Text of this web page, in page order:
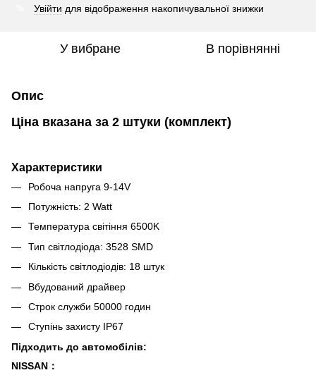
Увійти для відображення накопичувальної знижки
У вибране В порівнянні
Опис
Ціна вказана за 2 штуки (комплект)
Характеристики
Робоча напруга 9-14V
Потужність: 2 Watt
Температура світіння 6500K
Тип світлодіода: 3528 SMD
Кількість світлодіодів: 18 штук
Вбудований драйвер
Строк служби 50000 годин
Ступінь захисту IP67
Підходить до автомобілів:
NISSAN：